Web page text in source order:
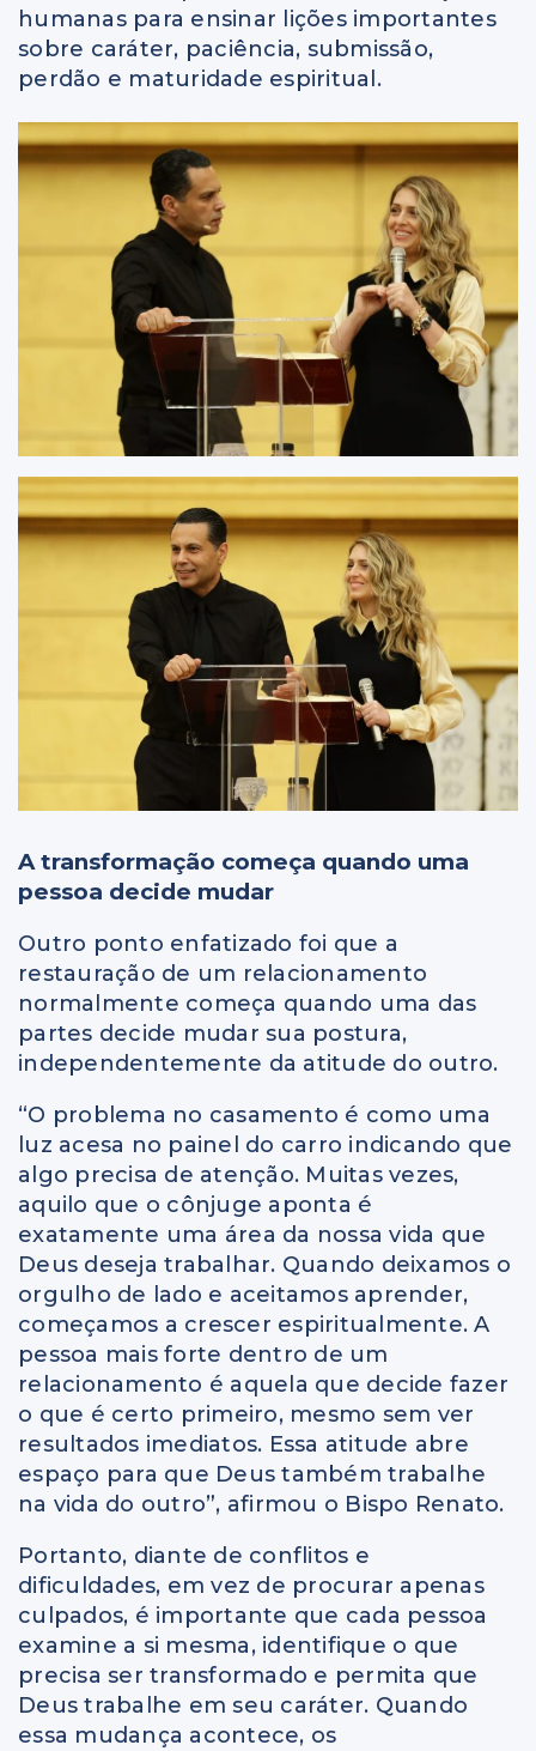
humanas para ensinar lições importantes
sobre caráter, paciência, submissão,
perdão e maturidade espiritual.
A transformação começa quando uma
pessoa decide mudar
Outro ponto enfatizado foi que a
restauração de um relacionamento
normalmente começa quando uma das
partes decide mudar sua postura,
independentemente da atitude do outro.
“O problema no casamento é como uma
luz acesa no painel do carro indicando que
algo precisa de atenção. Muitas vezes,
aquilo que o cônjuge aponta é
exatamente uma área da nossa vida que
Deus deseja trabalhar. Quando deixamos o
orgulho de lado e aceitamos aprender,
começamos a crescer espiritualmente. A
pessoa mais forte dentro de um
relacionamento é aquela que decide fazer
o que é certo primeiro, mesmo sem ver
resultados imediatos. Essa atitude abre
espaço para que Deus também trabalhe
na vida do outro”, afirmou o Bispo Renato.
Portanto, diante de conflitos e
dificuldades, em vez de procurar apenas
culpados, é importante que cada pessoa
examine a si mesma, identifique o que
precisa ser transformado e permita que
Deus trabalhe em seu caráter. Quando
essa mudança acontece, os